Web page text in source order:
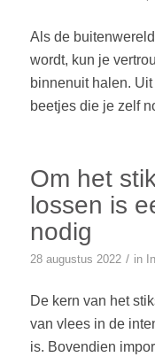
Als de
wordt, kun je
binnenuit halen.
beetjes die je zelf
Om het
lossen is
nodig
28 augustus 2022 / in
De kern van het
van vlees in de
is. Bovendien